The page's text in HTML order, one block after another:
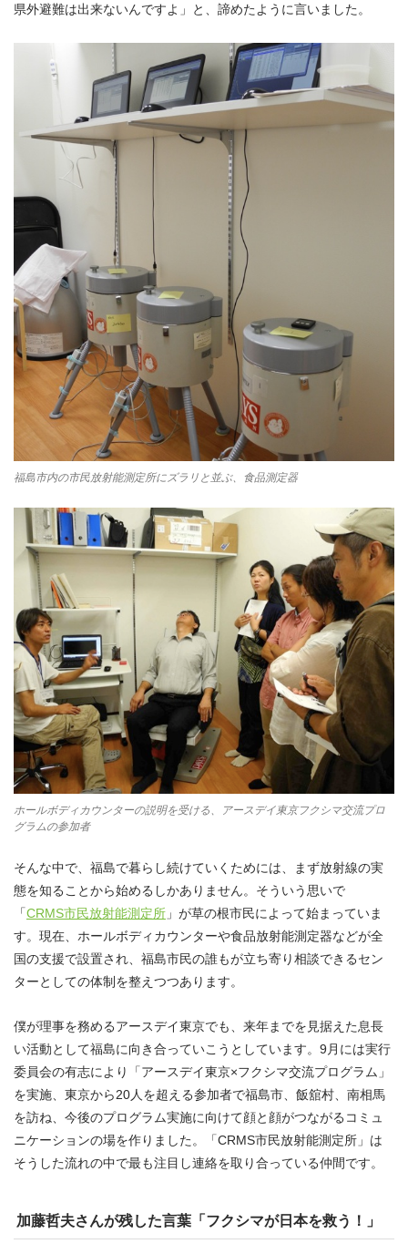
県外避難は出来ないんですよ」と、諦めたように言いました。
福島市内の市民放射能測定所にズラリと並ぶ、食品測定器
ホールボディカウンターの説明を受ける、アースデイ東京フクシマ交流プロ
グラムの参加者
そんな中で、福島で暮らし続けていくためには、まず放射線の実
態を知ることから始めるしかありません。そういう思いで
「CRMS市民放射能測定所 」が草の根市民によって始まっていま
す。現在、ホールボディカウンターや食品放射能測定器などが全
国の支援で設置され、福島市民の誰もが立ち寄り相談できるセン
ターとしての体制を整えつつあります。
僕が理事を務めるアースデイ東京でも、来年までを見据えた息長
い活動として福島に向き合っていこうとしています。9月には実行
委員会の有志により「アースデイ東京×フクシマ交流プログラム」
を実施、東京から20人を超える参加者で福島市、飯舘村、南相馬
を訪ね、今後のプログラム実施に向けて顔と顔がつながるコミュ
ニケーションの場を作りました。「CRMS市民放射能測定所」は
そうした流れの中で最も注目し連絡を取り合っている仲間です。
加藤哲夫さんが残した言葉「フクシマが日本を救う！」